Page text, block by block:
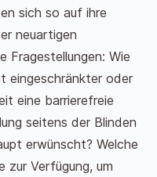
sich so auf ihre
neuartigen
Fragestellungen: Wie
oder
eine barrierefreie
seitens der Blinden
erwünscht? Welche
zur Verfügung, um